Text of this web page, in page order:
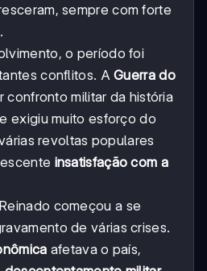
sempre com forte
.
o período foi
conflitos. AGuerra do
confronto militar da história
exigiu muito esforço do
revoltas populares
insatisfação com a
começou a se
de várias crises.
afetava o país,